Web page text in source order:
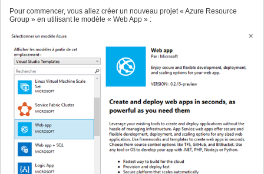
Pour commencer, vous allez créer un nouveau projet « Azure Resource
Group » en utilisant le modèle « Web App » :